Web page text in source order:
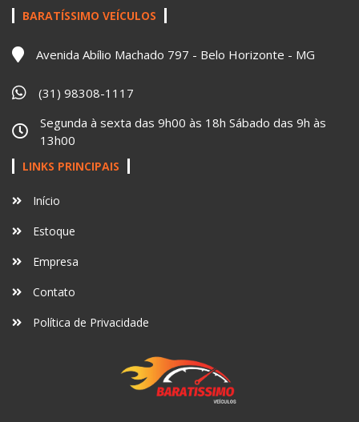
BARATÍSSIMO VEÍCULOS
Avenida Abílio Machado 797 - Belo Horizonte - MG
(31) 98308-1117
Segunda à sexta das 9h00 às 18h Sábado das 9h às
13h00
LINKS PRINCIPAIS
Início
Estoque
Empresa
Contato
Política de Privacidade